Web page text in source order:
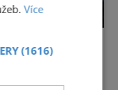
Více
(1616)